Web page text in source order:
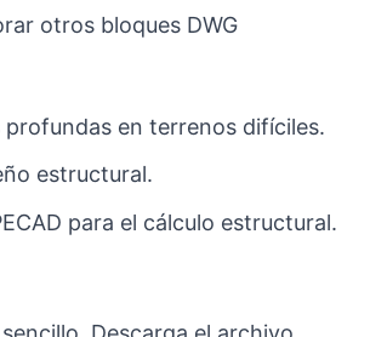
otros bloques DWG
en terrenos difíciles.
estructural.
para el cálculo estructural.